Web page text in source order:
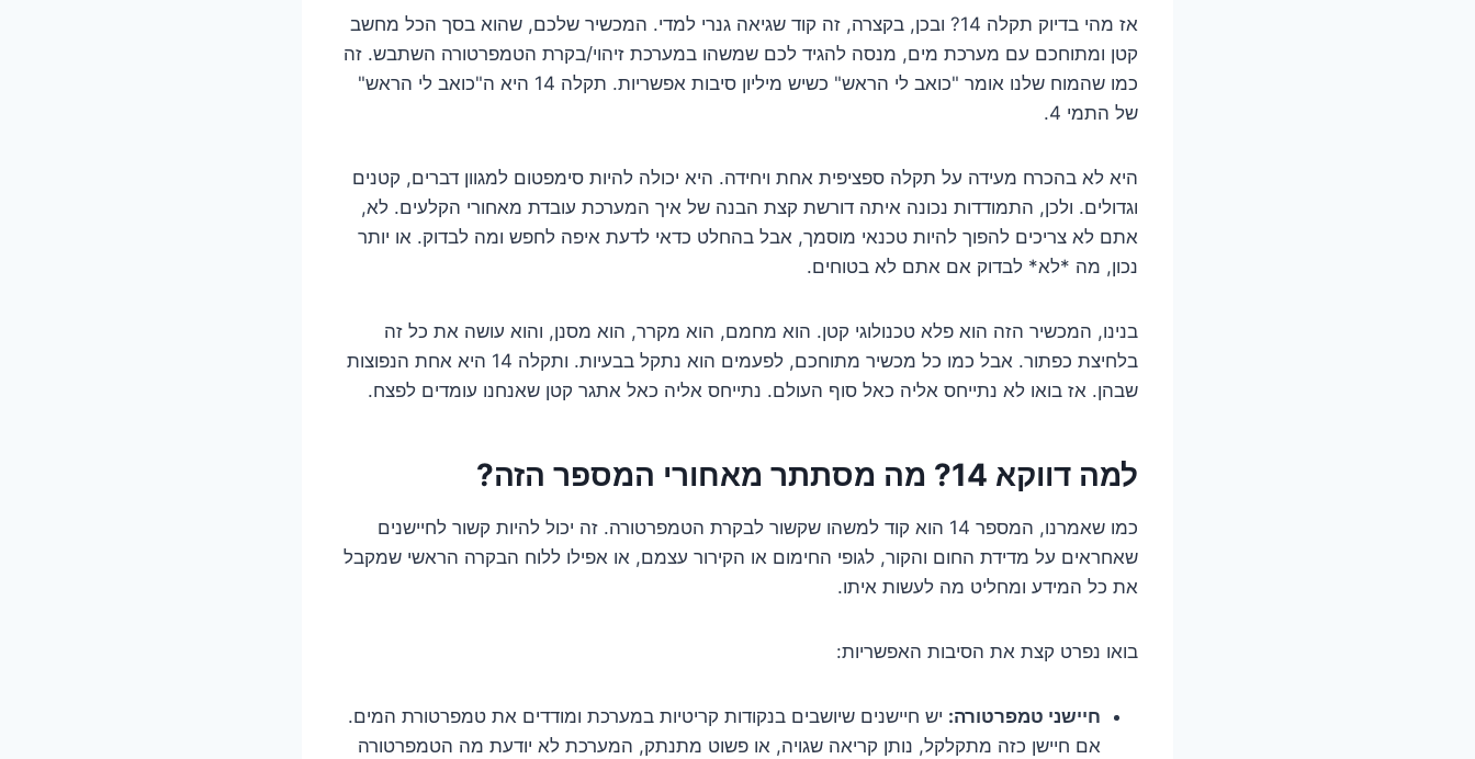
אז מהי בדיוק תקלה 14? ובכן, בקצרה, זה קוד שגיאה גנרי למדי. המכשיר שלכם, שהוא בסך הכל מחשב
קטן ומתוחכם עם מערכת מים, מנסה להגיד לכם שמשהו במערכת זיהוי/בקרת הטמפרטורה השתבש. זה
כמו שהמוח שלנו אומר "כואב לי הראש" כשיש מיליון סיבות אפשריות. תקלה 14 היא ה"כואב לי הראש"
של התמי 4.
היא לא בהכרח מעידה על תקלה ספציפית אחת ויחידה. היא יכולה להיות סימפטום למגוון דברים, קטנים
וגדולים. ולכן, התמודדות נכונה איתה דורשת קצת הבנה של איך המערכת עובדת מאחורי הקלעים. לא,
אתם לא צריכים להפוך להיות טכנאי מוסמך, אבל בהחלט כדאי לדעת איפה לחפש ומה לבדוק. או יותר
נכון, מה *לא* לבדוק אם אתם לא בטוחים.
בנינו, המכשיר הזה הוא פלא טכנולוגי קטן. הוא מחמם, הוא מקרר, הוא מסנן, והוא עושה את כל זה
בלחיצת כפתור. אבל כמו כל מכשיר מתוחכם, לפעמים הוא נתקל בבעיות. ותקלה 14 היא אחת הנפוצות
שבהן. אז בואו לא נתייחס אליה כאל סוף העולם. נתייחס אליה כאל אתגר קטן שאנחנו עומדים לפצח.
למה דווקא 14? מה מסתתר מאחורי המספר הזה?
כמו שאמרנו, המספר 14 הוא קוד למשהו שקשור לבקרת הטמפרטורה. זה יכול להיות קשור לחיישנים
שאחראים על מדידת החום והקור, לגופי החימום או הקירור עצמם, או אפילו ללוח הבקרה הראשי שמקבל
את כל המידע ומחליט מה לעשות איתו.
בואו נפרט קצת את הסיבות האפשריות:
חיישני טמפרטורה: יש חיישנים שיושבים בנקודות קריטיות במערכת ומודדים את טמפרטורת המים.
אם חיישן כזה מתקלקל, נותן קריאה שגויה, או פשוט מתנתק, המערכת לא יודעת מה הטמפרטורה